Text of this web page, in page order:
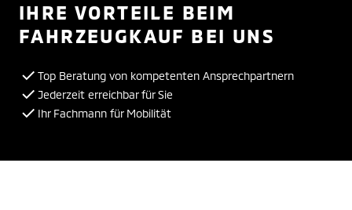
IHRE VORTEILE BEIM
FAHRZEUGKAUF BEI UNS
Top Beratung von kompetenten Ansprechpartnern
Jederzeit erreichbar für Sie
Ihr Fachmann für Mobilität